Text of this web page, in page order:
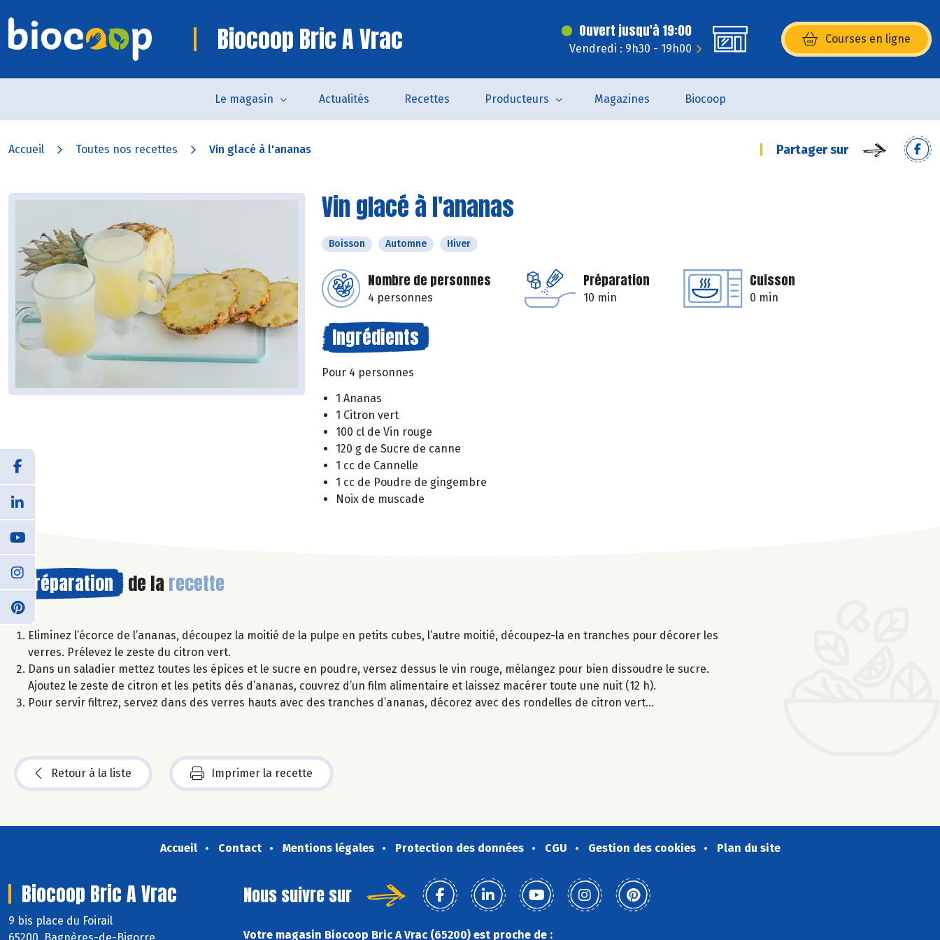
Biocoop Bric A Vrac Ouvert jusqu'à 19:00
Vendredi : 9h30 - 19h00
Courses en ligne
(s’ouvre dans une nouvelle
Le magasin Actualités Recettes Producteurs Magazines Biocoop
Accueil Toutes nos recettes Vin glacé à l'ananas Partager sur
Vin glacé à l'ananas
Boisson Automne Hiver
Nombre de personnes
4 personnes
Préparation
10 min
Cuisson
0 min
Ingrédients
Pour 4 personnes
1 Ananas
1 Citron vert
100 cl de Vin rouge
120 g de Sucre de canne
1 cc de Cannelle
1 cc de Poudre de gingembre
Noix de muscade
Préparation de la recette
Eliminez l’écorce de l’ananas, découpez la moitié de la pulpe en petits cubes, l’autre moitié, découpez-la en tranches pour décorer les
verres. Prélevez le zeste du citron vert.
Dans un saladier mettez toutes les épices et le sucre en poudre, versez dessus le vin rouge, mélangez pour bien dissoudre le sucre.
Ajoutez le zeste de citron et les petits dés d’ananas, couvrez d’un film alimentaire et laissez macérer toute une nuit (12 h).
Pour servir filtrez, servez dans des verres hauts avec des tranches d’ananas, décorez avec des rondelles de citron vert…
Retour à la liste Imprimer la recette
Accueil Contact Mentions légales Protection des données CGU Gestion des cookies Plan du site
Biocoop Bric A Vrac
9 bis place du Foirail
65200 Bagnères-de-Bigorre
Nous suivre sur
Votre magasin Biocoop Bric A Vrac (65200) est proche de :